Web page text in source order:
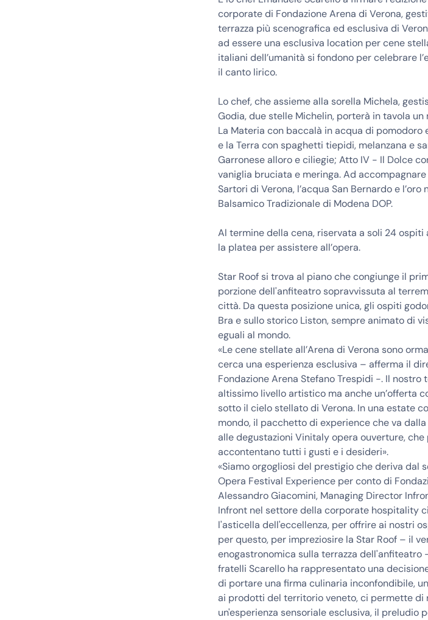
corporate di Fondazione Arena di Verona,
terrazza più scenografica ed esclusiva di
ad essere una esclusiva location per cene
italiani dell’umanità si fondono per celebrare
il canto lirico.
Lo chef, che assieme alla sorella Michela,
Godia, due stelle Michelin, porterà in tavola
La Materia con baccalà in acqua di
e la Terra con spaghetti tiepidi, melanzana e
Garronese alloro e ciliegie; Atto IV - Il Dolce
vaniglia bruciata e meringa. Ad
Sartori di Verona, l’acqua San Bernardo e
Balsamico Tradizionale di Modena DOP.
Al termine della cena, riservata a soli 24
la platea per assistere all’opera.
Star Roof si trova al piano che congiunge il
porzione dell'anfiteatro sopravvissuta al
città. Da questa posizione unica, gli ospiti
Bra e sullo storico Liston, sempre animato di
eguali al mondo.
«Le cene stellate all’Arena di Verona sono
cerca una esperienza esclusiva – afferma il
Fondazione Arena Stefano Trespidi -. Il
altissimo livello artistico ma anche un’offerta
sotto il cielo stellato di Verona. In una estate
mondo, il pacchetto di experience che va
alle degustazioni Vinitaly opera ouverture,
accontentano tutti i gusti e i desideri».
«Siamo orgogliosi del prestigio che deriva dal
Opera Festival Experience per conto di
Alessandro Giacomini, Managing Director
Infront nel settore della corporate hospitality
l'asticella dell'eccellenza, per offrire ai nostri
per questo, per impreziosire la Star Roof – il
enogastronomica sulla terrazza
fratelli Scarello ha rappresentato una
di portare una firma culinaria inconfondibile,
ai prodotti del territorio veneto, ci permette di
un'esperienza sensoriale esclusiva, il preludio